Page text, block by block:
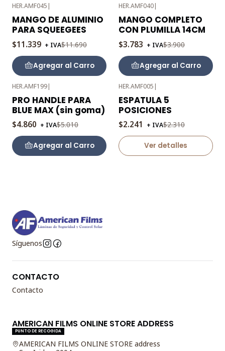
-3%
OFF
HER.AMF045 |
MANGO DE ALUMINIO
PARA SQUEEGEES
$11.339 + IVA$11.690
Agregar al Carro
-3%
OFF
HER.AMF040|
MANGO COMPLETO
CON PLUMILLA 14CM
$3.783 + IVA$3.900
Agregar al Carro
-3%
OFF
HER.AMF199|
PRO HANDLE PARA
BLUE MAX (sin goma)
$4.860 + IVA$5.010
Agregar al Carro
-3%
OFF
HER.AMF005 |
ESPATULA 5
POSICIONES
$2.241 + IVA$2.310
Ver detalles
Síguenos
CONTACTO
Contacto
AMERICAN FILMS ONLINE STORE ADDRESS
PUNTO DE RECOGIDA
AMERICAN FILMS ONLINE STORE address